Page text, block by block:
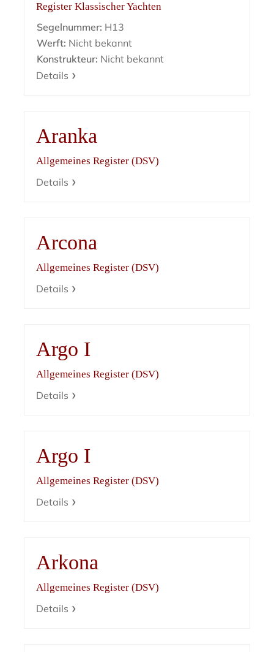
Register Klassischer Yachten
Segelnummer: H13
Werft: Nicht bekannt
Konstrukteur: Nicht bekannt
Details
Aranka
Allgemeines Register (DSV)
Details
Arcona
Allgemeines Register (DSV)
Details
Argo I
Allgemeines Register (DSV)
Details
Argo I
Allgemeines Register (DSV)
Details
Arkona
Allgemeines Register (DSV)
Details